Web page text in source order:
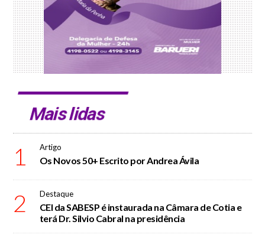
Mais lidas
1 Artigo
Os Novos 50+ Escrito por Andrea Ávila
2 Destaque
CEI da SABESP é instaurada na Câmara de Cotia e
terá Dr. Silvio Cabral na presidência